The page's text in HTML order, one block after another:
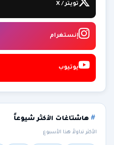
تويتر / X
إنستغرام
يوتيوب
هاشتاغات الأكثر شيوعاً
الأكثر تداولاً هذا الأسبوع